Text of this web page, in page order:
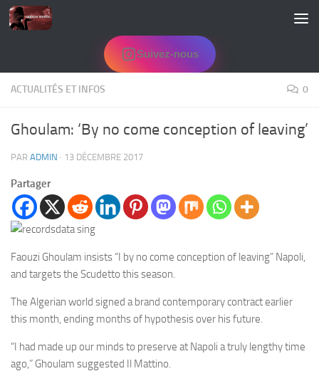
Skip to content
Suivez-nous
ACTUALITÉS ET INFOS 0
Ghoulam: ‘By no come conception of leaving’
PAR ADMIN · 13 DÉCEMBRE 2017
Partager
Faouzi Ghoulam insists “I by no come conception of leaving” Napoli,
and targets the Scudetto this season.
The Algerian world signed a brand contemporary contract earlier
this month, ending months of hypothesis over his future.
“I had made up our minds to preserve at Napoli a truly lengthy time
ago,” Ghoulam suggested Il Mattino.